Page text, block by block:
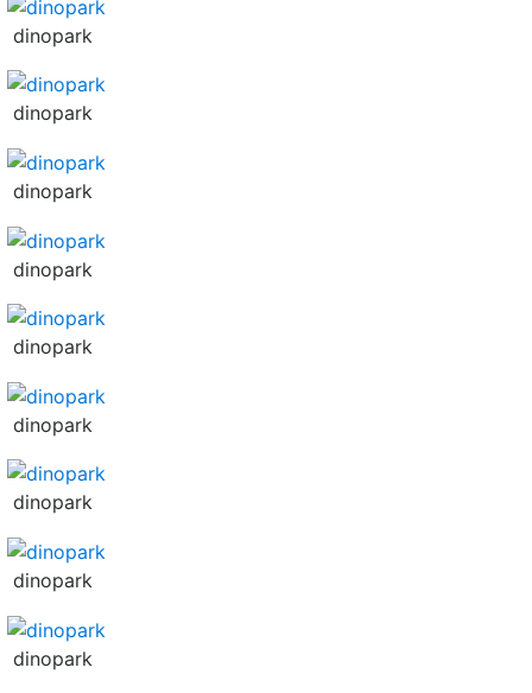
dinopark
dinopark
dinopark
dinopark
dinopark
dinopark
dinopark
dinopark
dinopark